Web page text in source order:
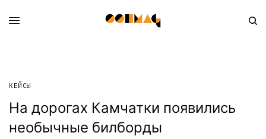
КЕЙСЫ
На дорогах Камчатки появились
необычные билборды